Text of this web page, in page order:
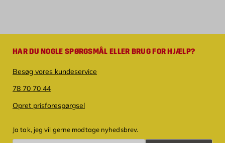
HAR DU NOGLE SPØRGSMÅL ELLER BRUG FOR HJÆLP?
Besøg vores kundeservice
78 70 70 44
Opret prisforespørgsel
Ja tak, jeg vil gerne modtage nyhedsbrev.